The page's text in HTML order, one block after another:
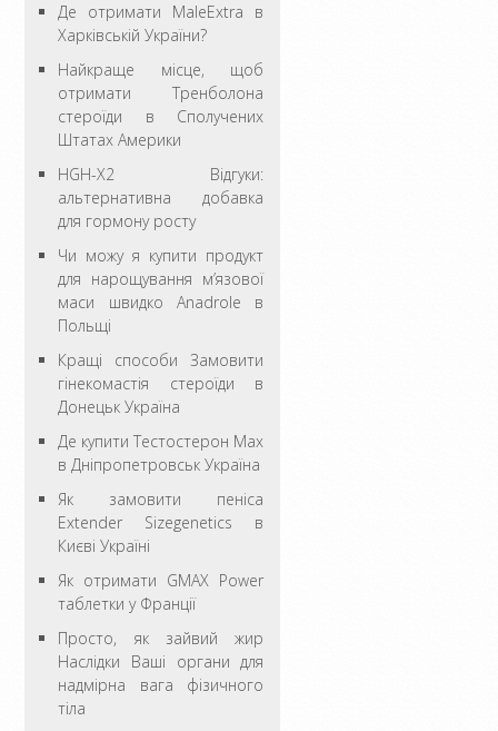
Де отримати MaleExtra в
Харківській України?
Найкраще місце, щоб
отримати Тренболона
стероїди в Сполучених
Штатах Америки
HGH-X2 Відгуки:
альтернативна добавка
для гормону росту
Чи можу я купити продукт
для нарощування м’язової
маси швидко Anadrole в
Польщі
Кращі способи Замовити
гінекомастія стероїди в
Донецьк Україна
Де купити Тестостерон Max
в Дніпропетровськ Україна
Як замовити пеніса
Extender Sizegenetics в
Києві Україні
Як отримати GMAX Power
таблетки у Франції
Просто, як зайвий жир
Наслідки Ваші органи для
надмірна вага фізичного
тіла